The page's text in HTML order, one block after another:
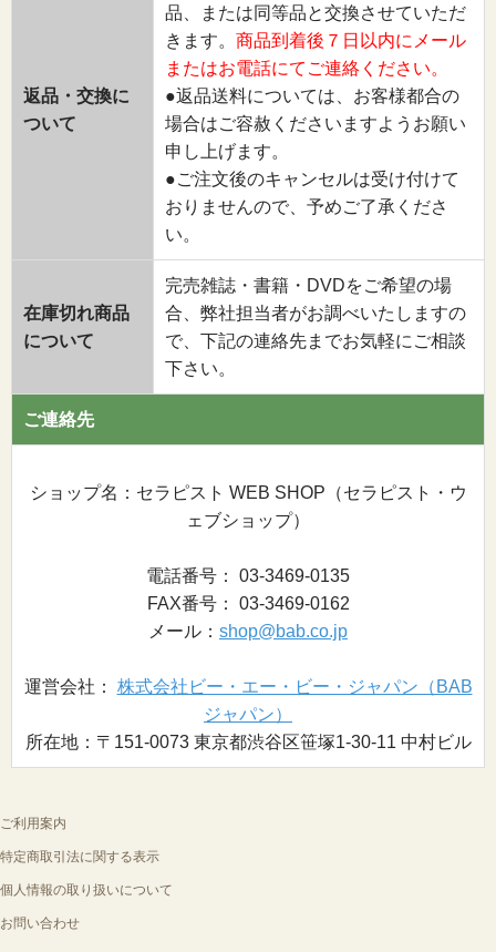
返品・交換に
ついて
品、または同等品と交換させていただ
きます。 商品到着後７日以内にメール
またはお電話にてご連絡ください。
●返品送料については、お客様都合の
場合はご容赦くださいますようお願い
申し上げます。
●ご注文後のキャンセルは受け付けて
おりませんので、予めご了承くださ
い。
在庫切れ商品
について
完売雑誌・書籍・DVDをご希望の場
合、弊社担当者がお調べいたしますの
で、下記の連絡先までお気軽にご相談
下さい。
ご連絡先
ショップ名：セラピスト WEB SHOP（セラピスト・ウ
ェブショップ）
電話番号： 03-3469-0135
FAX番号： 03-3469-0162
メール： shop@bab.co.jp
運営会社： 株式会社ビー・エー・ビー・ジャパン（BAB
ジャパン）
所在地：〒151-0073 東京都渋谷区笹塚1-30-11 中村ビル
ご利用案内
特定商取引法に関する表示
個人情報の取り扱いについて
お問い合わせ